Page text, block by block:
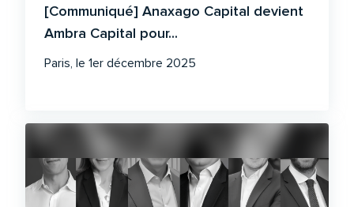
[Communiqué] Anaxago Capital devient
Ambra Capital pour...
Paris, le 1er décembre 2025